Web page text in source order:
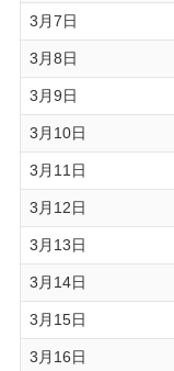
3月7日
3月8日
3月9日
3月10日
3月11日
3月12日
3月13日
3月14日
3月15日
3月16日